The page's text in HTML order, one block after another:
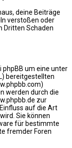
deine Beiträge
verstoßen oder
Dritten Schaden
phpBB um eine unter
bereitgestellten
werden durch die
zur
auf die Art
Sie können
für bestimmte
fremder Foren